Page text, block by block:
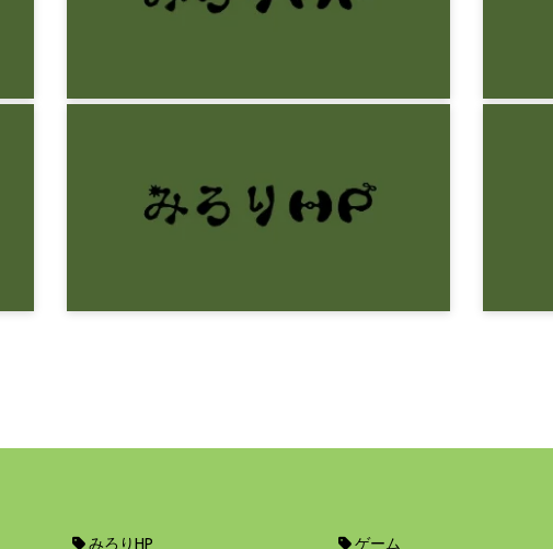
ダニエル・キイス『アルジャーノンに
花束を』
みろりHP ゲーム